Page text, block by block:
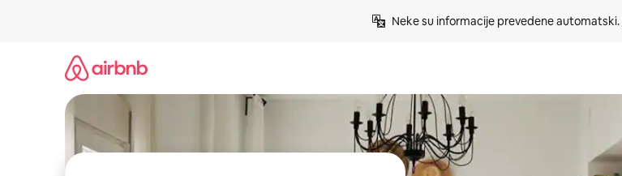
Neke su informacije prevedene automatski.